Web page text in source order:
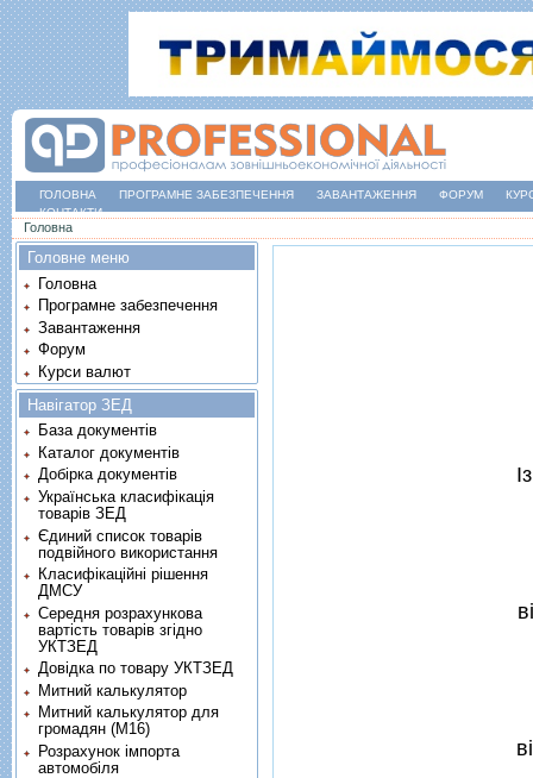
ГОЛОВНА ПРОГРАМНЕ ЗАБЕЗПЕЧЕННЯ ЗАВАНТАЖЕННЯ ФОРУМ
КОНТАКТИ
Ви є тут
Головна
Головне меню
Головна
Програмне забезпечення
Завантаження
Форум
Курси валют
Навігатор ЗЕД
База документів
Каталог документів
Добірка документів
Українська класифікація
товарів ЗЕД
Єдиний список товарів
подвійного використання
Класифікаційні рішення
ДМСУ
Середня розрахункова
вартість товарів згідно
УКТЗЕД
Довідка по товару УКТЗЕД
Митний калькулятор
Митний калькулятор для
громадян (М16)
Розрахунок імпорта
автомобіля